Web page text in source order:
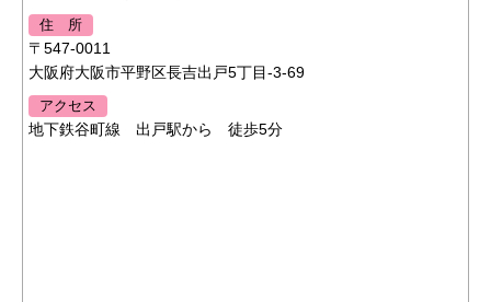
住 所
〒547-0011
大阪府大阪市平野区長吉出戸5丁目-3-69
アクセス
地下鉄谷町線 出戸駅から 徒歩5分